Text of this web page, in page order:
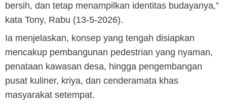
bersih, dan tetap menampilkan identitas budayanya,”
kata Tony, Rabu (13-5-2026).
Ia menjelaskan, konsep yang tengah disiapkan
mencakup pembangunan pedestrian yang nyaman,
penataan kawasan desa, hingga pengembangan
pusat kuliner, kriya, dan cenderamata khas
masyarakat setempat.